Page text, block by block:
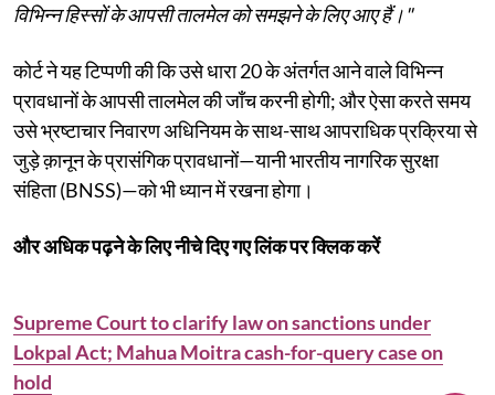
विभिन्न हिस्सों के आपसी तालमेल को समझने के लिए आए हैं।"
कोर्ट ने यह टिप्पणी की कि उसे धारा 20 के अंतर्गत आने वाले विभिन्न
प्रावधानों के आपसी तालमेल की जाँच करनी होगी; और ऐसा करते समय
उसे भ्रष्टाचार निवारण अधिनियम के साथ-साथ आपराधिक प्रक्रिया से
जुड़े क़ानून के प्रासंगिक प्रावधानों—यानी भारतीय नागरिक सुरक्षा
संहिता (BNSS)—को भी ध्यान में रखना होगा।
और अधिक पढ़ने के लिए नीचे दिए गए लिंक पर क्लिक करें
Supreme Court to clarify law on sanctions under
Lokpal Act; Mahua Moitra cash-for-query case on
hold